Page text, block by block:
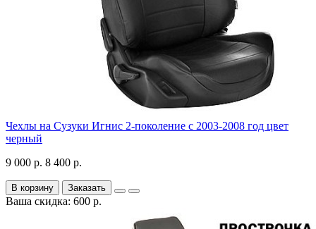
Чехлы на Сузуки Игнис 2-поколение с 2003-2008 год цвет
черный
9 000 р. 8 400 р.
В корзину Заказать
Ваша скидка: 600 р.